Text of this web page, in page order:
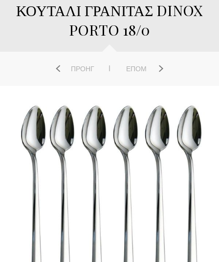
ΚΟΥΤΑΛΙ ΓΡΑΝΙΤΑΣ DINOX
PORTO 18/0
ΠΡΟΗΓ ΕΠΌΜ